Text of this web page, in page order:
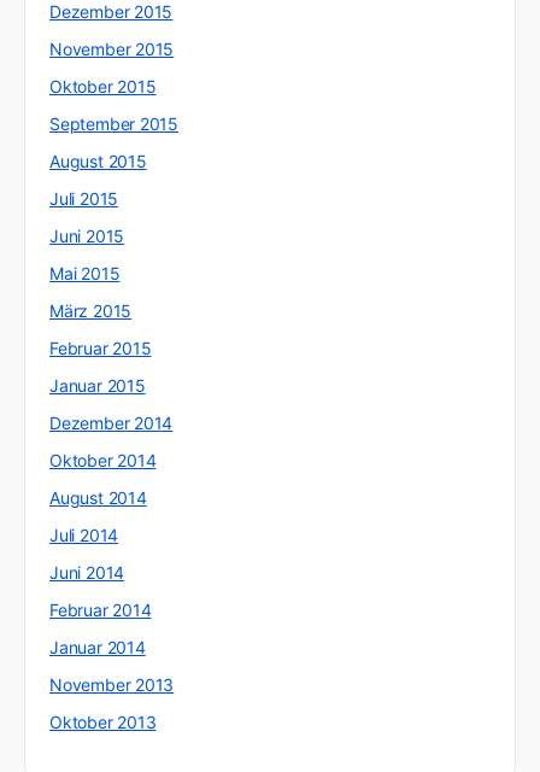
Dezember 2015
November 2015
Oktober 2015
September 2015
August 2015
Juli 2015
Juni 2015
Mai 2015
März 2015
Februar 2015
Januar 2015
Dezember 2014
Oktober 2014
August 2014
Juli 2014
Juni 2014
Februar 2014
Januar 2014
November 2013
Oktober 2013